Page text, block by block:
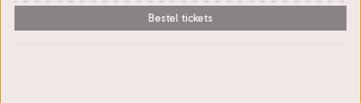
Bestel tickets